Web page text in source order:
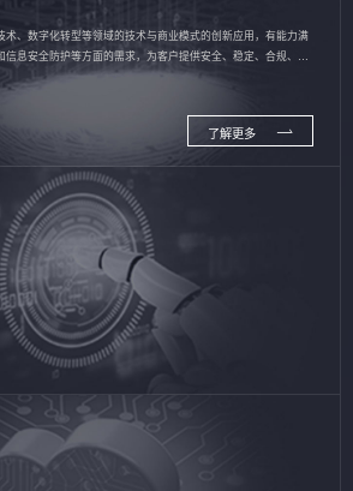
术、数字化转型等领域的技术与商业模式的创新应用，有能力满
信息安全防护等方面的需求，为客户提供安全、稳定、合规、持
了解更多